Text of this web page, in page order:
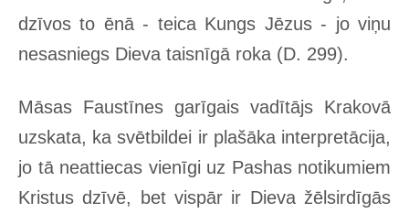
dzīvos to ēnā - teica Kungs Jēzus - jo viņu
nesasniegs Dieva taisnīgā roka (D. 299).
Māsas Faustīnes garīgais vadītājs Krakovā
uzskata, ka svētbildei ir plašāka interpretācija,
jo tā neattiecas vienīgi uz Pashas notikumiem
Kristus dzīvē, bet vispār ir Dieva žēlsirdīgās